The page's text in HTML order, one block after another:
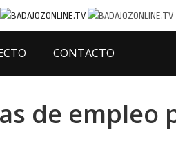
CONTACTO
de empleo